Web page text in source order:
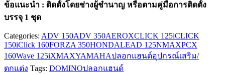
ข้อแนะนำ : ติดตั้งโดยช่างผู้ชำนาญ หรือตามคู่มือการติดตั้ง
บรรจุ 1 ชุด
Categories: ADV 150ADV 350AEROXCLICK 125iCLICK
150iClick 160FORZA 350HONDALEAD 125NMAXPCX
160Wave 125iXMAXYAMAHAปลอกแฮนด์อุปกรณ์เสริม/
ตกแต่ง Tags: DOMINOปลอกแฮนด์